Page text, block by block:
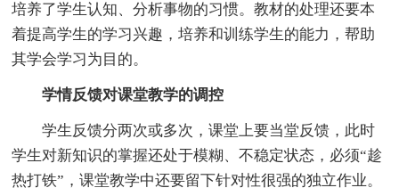
培养了学生认知、分析事物的习惯。教材的处理还要本
着提高学生的学习兴趣，培养和训练学生的能力，帮助
其学会学习为目的。
学情反馈对课堂教学的调控
学生反馈分两次或多次，课堂上要当堂反馈，此时
学生对新知识的掌握还处于模糊、不稳定状态，必须“趁
热打铁”，课堂教学中还要留下针对性很强的独立作业。